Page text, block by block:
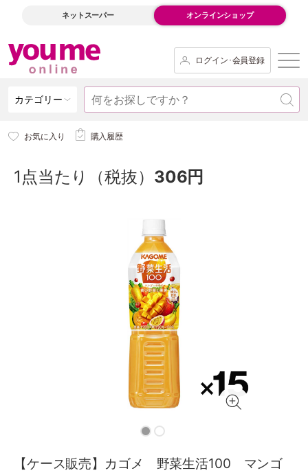
ネットスーパー オンラインショップ
ログイン･会員登録
カテゴリー
お気に入り 購入履歴
1点当たり（税抜） 306円
【ケース販売】カゴメ 野菜生活100 マンゴ